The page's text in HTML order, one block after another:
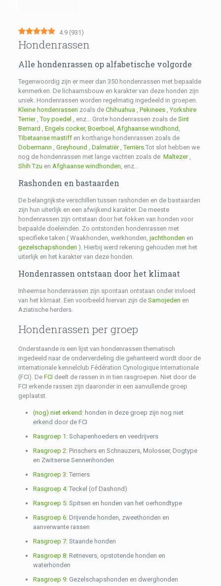
4.9 (931 )
Hondenrassen
Alle hondenrassen op alfabetische volgorde
Tegenwoordig zijn er meer dan 350 hondenrassen met bepaalde
kenmerken. De lichaamsbouw en karakter van deze honden zijn
uniek. Hondenrassen worden regelmatig ingedeeld in groepen.
Kleine hondenrassen zoals de Chihuahua Pekinees,Yorkshire
Terrier,Toy poedel , enz… Grote hondenrassen zoals de Sint
Bernard
Engels cocker, Boerboel Afghaanse windhond
Tibetaanse mastiffen kortharige hondenrassen zoals de
Dobermann
Greyhound Dalmatiër,Terriërs.Tot slot hebben we
nog de hondenrassen met lange vachten zoals de Maltezer,
Shih Tzu en Afghaanse windhonden , enz…
Rashonden en bastaarden
De belangrijkste verschillen tussen rashonden en de bastaarden
zijn hun uiterlijk en een afwijkend karakter. De meeste
hondenrassen zijn ontstaan door het fokken van honden voor
bepaalde doeleinden. Zo ontstonden hondenrassen met
specifieke taken.( Waakhonden, werkhonden, jachthonden en
gezelschapshonden ). Hierbij werd rekening gehouden met het
uiterlijk en het karakter van deze honden.
Hondenrassen ontstaan door het klimaat
Inheemse hondenrassen zijn spontaan ontstaan onder invloed
van het klimaat. Een voorbeeld hiervan zijn de Samojeden en
Aziatische herders.
Hondenrassen per groep
Onderstaande is een lijst van hondenrassen thematisch
ingedeeld naar de onderverdeling die gehanteerd wordt door de
internationale kennelclub Fédération Cynologique Internationale
(FCI). De FCI deelt de rassen in in tien rasgroepen. Niet door de
FCI erkende rassen zijn daaronder in een aanvullende groep
geplaatst.
(nog) niet erkend : honden in deze groep zijn nog niet
erkend door de FCI
Rasgroep 1 : Schapenhoeders en veedrijvers
Rasgroep 2: Pinschers en Schnauzers, Molosser, Dogtype
en Zwitserse Sennenhonden
Rasgroep 3: Terriers
Rasgroep 4: Teckel (of Dashond)
Rasgroep 5: Spitsen en honden van het oerhondtype
Rasgroep 6: Drijvende honden, zweethonden en
aanverwante rassen
Rasgroep 7: Staande honden
Rasgroep 8: Retrievers, opstotende honden en
waterhonden
Rasgroep 9: Gezelschapshonden en dwerghonden